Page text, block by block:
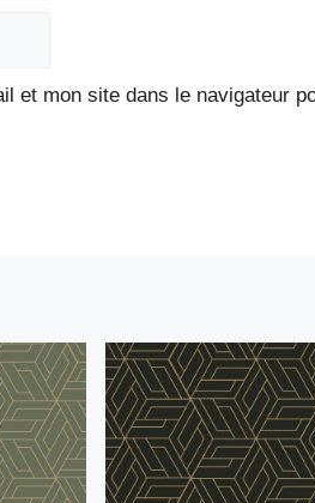
et mon site dans le navigateur